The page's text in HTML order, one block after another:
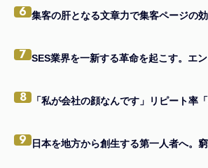
6 集客の肝となる文章力で集客ページの
7
8 「私が会社の顔なんです」リピート率
9